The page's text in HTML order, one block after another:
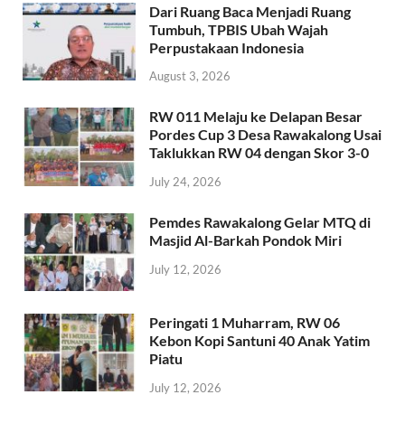
Dari Ruang Baca Menjadi Ruang
Tumbuh, TPBIS Ubah Wajah
Perpustakaan Indonesia
August 3, 2026
RW 011 Melaju ke Delapan Besar
Pordes Cup 3 Desa Rawakalong Usai
Taklukkan RW 04 dengan Skor 3-0
July 24, 2026
Pemdes Rawakalong Gelar MTQ di
Masjid Al-Barkah Pondok Miri
July 12, 2026
Peringati 1 Muharram, RW 06
Kebon Kopi Santuni 40 Anak Yatim
Piatu
July 12, 2026